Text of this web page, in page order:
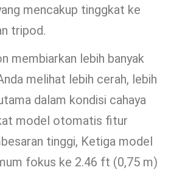
mencakup tinggkat ke
tripod.
membiarkan lebih banyak
melihat lebih cerah, lebih
dalam kondisi cahaya
model otomatis fitur
tinggi, Ketiga model
fokus ke 2.46 ft (0,75 m)